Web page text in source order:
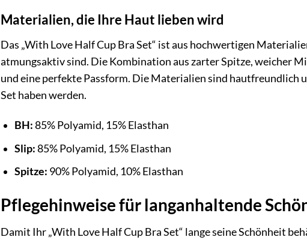
Materialien, die Ihre Haut lieben wird
Das „With Love Half Cup Bra Set“ ist aus hochwertigen
atmungsaktiv sind. Die Kombination aus zarter Spitze, weicher
und eine perfekte Passform. Die Materialien sind hautfreundlich
Set haben werden.
BH:85% Polyamid, 15% Elasthan
Slip:85% Polyamid, 15% Elasthan
Spitze: 90% Polyamid, 10% Elasthan
Pflegehinweise für langanhaltende
Damit Ihr „With Love Half Cup Bra Set“ lange seine Schönheit